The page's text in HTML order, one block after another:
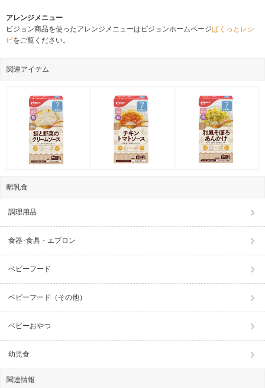
アレンジメニュー
ピジョン商品を使ったアレンジメニューはピジョンホームページぱくっとレシ
ピをご覧ください。
関連アイテム
離乳食
調理用品
食器･食具・エプロン
ベビーフード
ベビーフード（その他）
ベビーおやつ
幼児食
関連情報